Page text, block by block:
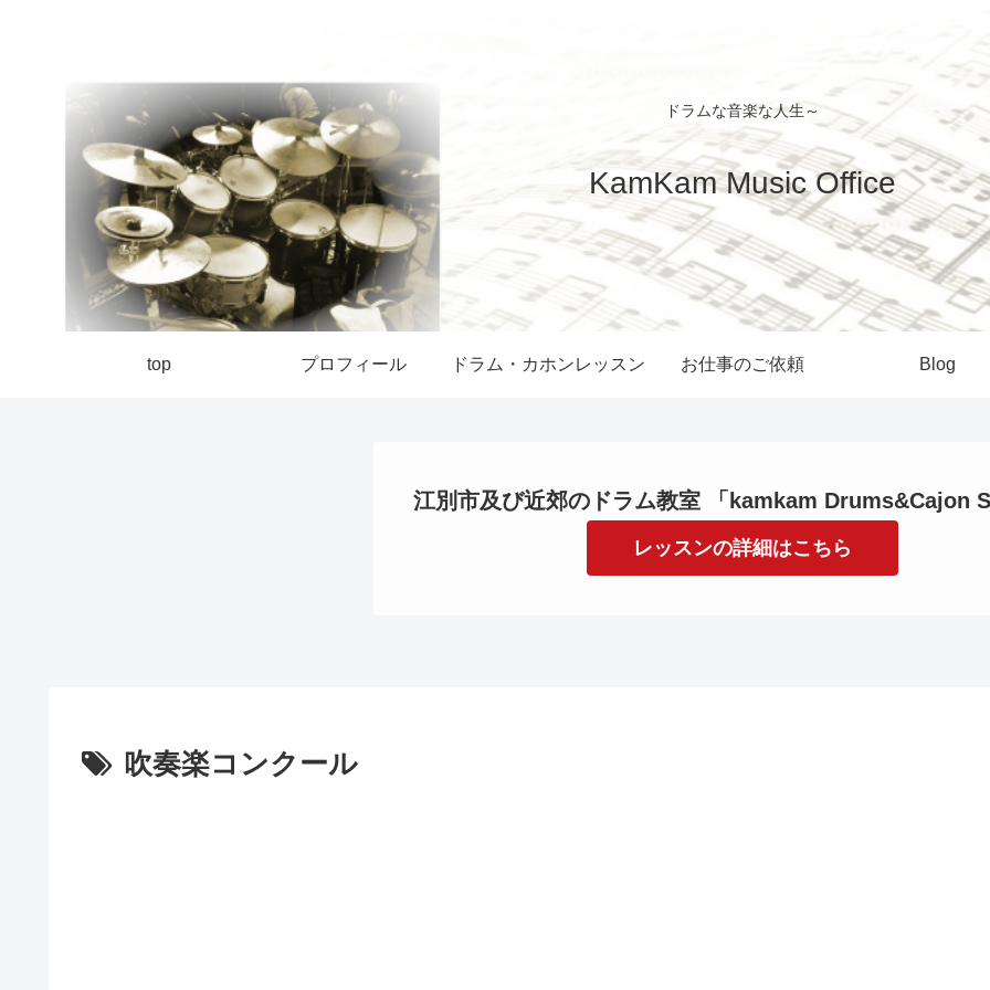
ドラムな音楽な人生～
KamKam Music Office
top プロフィール ドラム・カホンレッスン お仕事のご依頼 Blog
江別市及び近郊のドラム教室 「kamkam Drums&Cajon
レッスンの詳細はこちら
吹奏楽コンクール